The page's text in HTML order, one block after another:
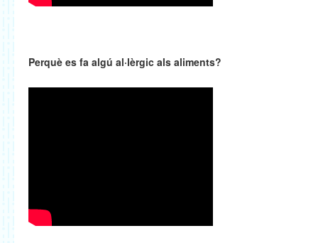
Perquè es fa algú al·lèrgic als aliments?